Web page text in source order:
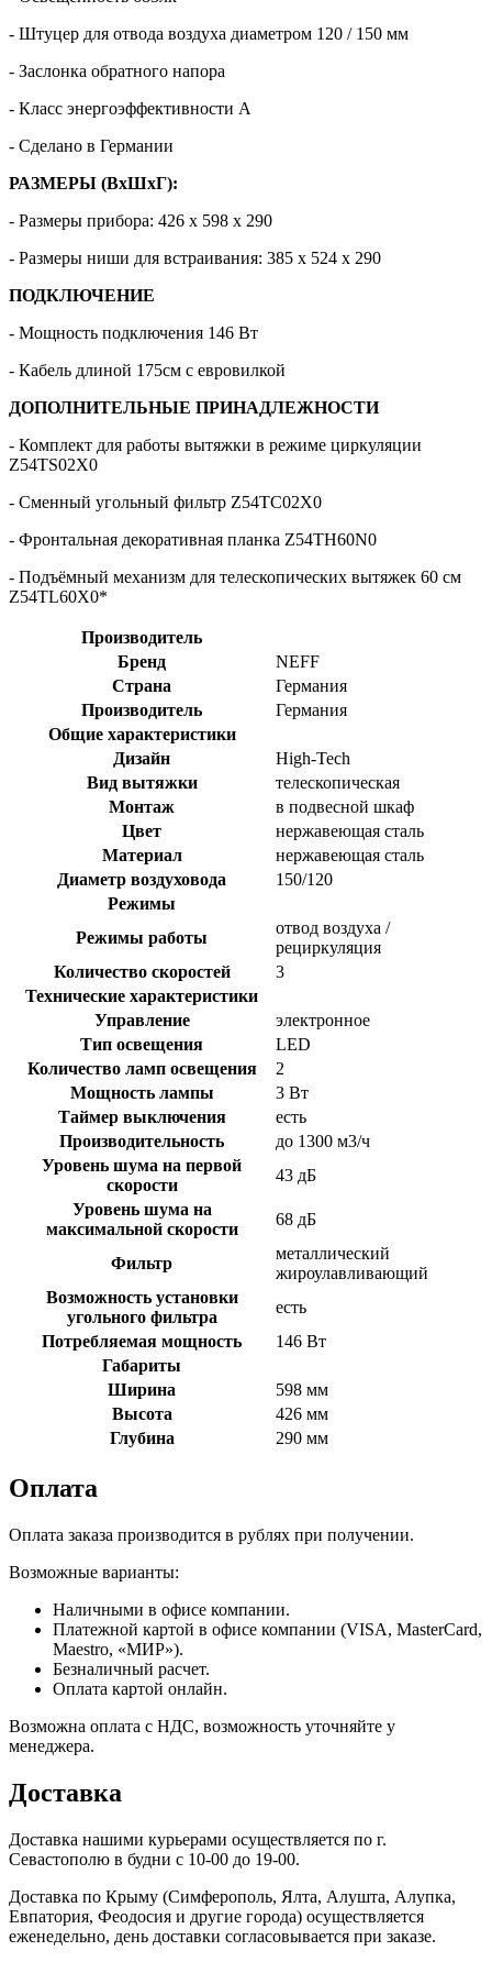
- Штуцер для отвода воздуха диаметром 120 / 150 мм
- Заслонка обратного напора
- Класс энергоэффективности A
- Сделано в Германии
РАЗМЕРЫ (ВхШхГ):
- Размеры прибора: 426 х 598 х 290
- Размеры ниши для встраивания: 385 х 524 х 290
ПОДКЛЮЧЕНИЕ
- Мощность подключения 146 Вт
- Кабель длиной 175см с евровилкой
ДОПОЛНИТЕЛЬНЫЕ ПРИНАДЛЕЖНОСТИ
- Комплект для работы вытяжки в режиме циркуляции
Z54TS02X0
- Сменный угольный фильтр Z54TC02X0
- Фронтальная декоративная планка Z54TH60N0
- Подъёмный механизм для телескопических вытяжек 60 см
Z54TL60X0*
Производитель
Бренд
NEFF
Страна
Германия
Производитель
Германия
Общие характеристики
Дизайн
High-Tech
Вид вытяжки
телескопическая
Mонтаж
в подвесной шкаф
Цвет
нержавеющая сталь
Материал
нержавеющая сталь
Диаметр воздуховода
150/120
Режимы
Режимы работы
отвод воздуха /
рециркуляция
Количество скоростей
3
Технические характеристики
Управление
электронное
Тип освещения
LED
Количество ламп освещения
2
Мощность лампы
3 Вт
Таймер выключения
есть
Производительность
до 1300 м3/ч
Уровень шума на первой
скорости
43 дБ
Уровень шума на
максимальной скорости
68 дБ
Фильтр
металлический
жироулавливающий
Возможность установки
угольного фильтра
есть
Потребляемая мощность
146 Вт
Габариты
Ширина
598 мм
Высота
426 мм
Глубина
290 мм
Оплата
Оплата заказа производится в рублях при получении.
Возможные варианты:
Наличными в офисе компании.
Платежной картой в офисе компании (VISA, MasterCard,
Maestro, «МИР»).
Безналичный расчет.
Оплата картой онлайн.
Возможна оплата с НДС, возможность уточняйте у
менеджера.
Доставка
Доставка нашими курьерами осуществляется по г.
Севастополю в будни с 10-00 до 19-00.
Доставка по Крыму (Симферополь, Ялта, Алушта, Алупка,
Евпатория, Феодосия и другие города) осуществляется
еженедельно, день доставки согласовывается при заказе.